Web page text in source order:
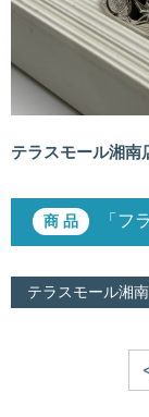
テラスモール湘
「フ
テラスモール湘